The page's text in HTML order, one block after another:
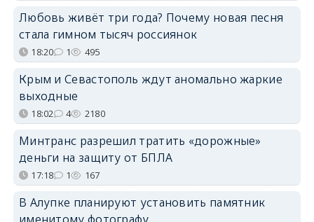
Любовь живёт три года? Почему новая песня
стала гимном тысяч россиянок
18:20 1 495
Крым и Севастополь ждут аномально жаркие
выходные
18:02 4 2180
Минтранс разрешил тратить «дорожные»
деньги на защиту от БПЛА
17:18 1 167
В Алупке планируют установить памятник